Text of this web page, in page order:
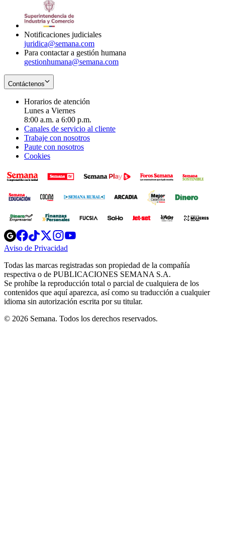
Notificaciones judiciales
juridica@semana.com
Para contactar a gestión humana
gestionhumana@semana.com
Contáctenos
Horarios de atención
Lunes a Viernes
8:00 a.m. a 6:00 p.m.
Canales de servicio al cliente
Trabaje con nosotros
Paute con nosotros
Cookies
Opens
in
new
Opens
in
new
Opens
in
new
window
Opens
new
windowwindow
Aviso de Privacidad
new
window
Todas las marcas registradas son propiedad de la compañía
respectiva o de PUBLICACIONES SEMANA S.A.
Se prohíbe la reproducción total o parcial de cualquiera de los
contenidos que aquí aparezca, así como su traducción a cualquier
idioma sin autorización escrita por su titular.
© 2026 Semana. Todos los derechos reservados.